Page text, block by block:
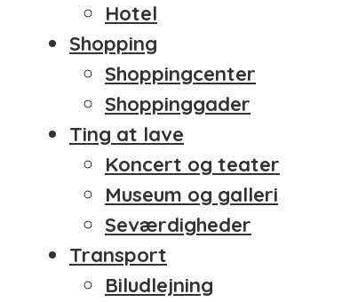
Hotel
Shopping
Shoppingcenter
Shoppinggader
Ting at lave
Koncert og teater
Museum og galleri
Seværdigheder
Transport
Biludlejning